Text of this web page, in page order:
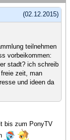
(02.12.2015)
teilnehmen
vorbeikommen:
stadt? ich schreib
zeit, man
und ideen da
bis zum PonyTV